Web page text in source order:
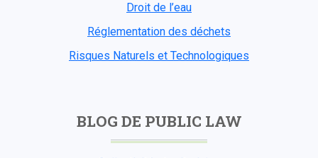
Droit de l’eau
Réglementation des déchets
Risques Naturels et Technologiques
BLOG DE PUBLIC LAW